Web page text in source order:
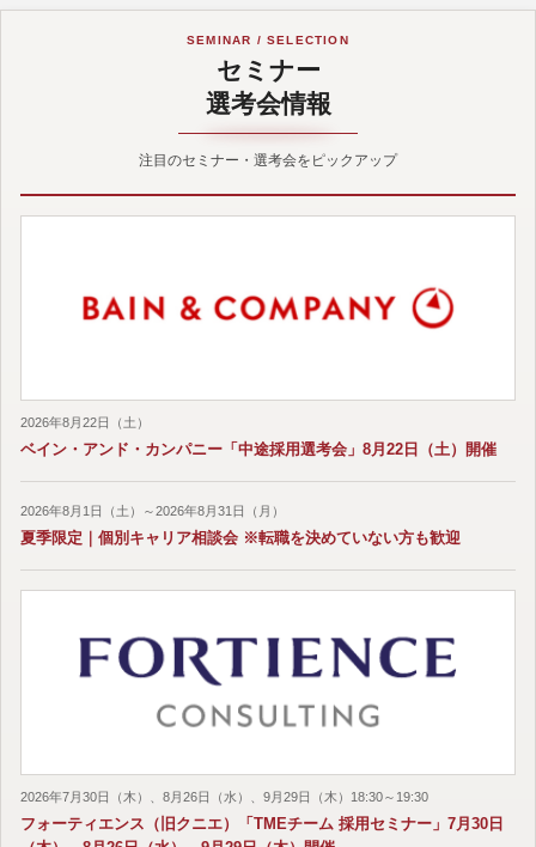
SEMINAR / SELECTION
セミナー
選考会情報
注目のセミナー・選考会をピックアップ
2026年8月22日（土）
ベイン・アンド・カンパニー「中途採用選考会」8月22日（土）開催
2026年8月1日（土）～2026年8月31日（月）
夏季限定｜個別キャリア相談会 ※転職を決めていない方も歓迎
2026年7月30日（木）、8月26日（水）、9月29日（木）18:30～19:30
フォーティエンス（旧クニエ）「TMEチーム 採用セミナー」7月30日